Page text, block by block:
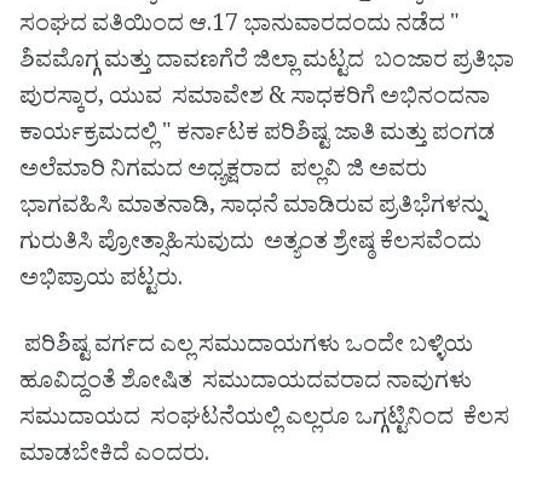
ಸಂಘದ ವತಿಯಿಂದ ಆ.17 ಭಾನುವಾರದಂದು ನಡೆದ "
ಶಿವಮೊಗ್ಗ ಮತ್ತು ದಾವಣಗೆರೆ ಜಿಲ್ಲಾ ಮಟ್ಟದ ಬಂಜಾರ ಪ್ರತಿಭಾ
ಪುರಸ್ಕಾರ, ಯುವ ಸಮಾವೇಶ & ಸಾಧಕರಿಗೆ ಅಭಿನಂದನಾ
ಕಾರ್ಯಕ್ರಮದಲ್ಲಿ " ಕರ್ನಾಟಕ ಪರಿಶಿಷ್ಟ ಜಾತಿ ಮತ್ತು ಪಂಗಡ
ಅಲೆಮಾರಿ ನಿಗಮದ ಅಧ್ಯಕ್ಷರಾದ ಪಲ್ಲವಿ ಜಿ ಅವರು
ಭಾಗವಹಿಸಿ ಮಾತನಾಡಿ, ಸಾಧನೆ ಮಾಡಿರುವ ಪ್ರತಿಭೆಗಳನ್ನು
ಗುರುತಿಸಿ ಪ್ರೋತ್ಸಾಹಿಸುವುದು ಅತ್ಯಂತ ಶ್ರೇಷ್ಠ ಕೆಲಸವೆಂದು
ಅಭಿಪ್ರಾಯ ಪಟ್ಟರು.
ಪರಿಶಿಷ್ಟ ವರ್ಗದ ಎಲ್ಲ ಸಮುದಾಯಗಳು ಒಂದೇ ಬಳ್ಳಿಯ
ಹೂವಿದ್ದಂತೆ ಶೋಷಿತ ಸಮುದಾಯದವರಾದ ನಾವುಗಳು
ಸಮುದಾಯದ ಸಂಘಟನೆಯಲ್ಲಿ ಎಲ್ಲರೂ ಒಗ್ಗಟ್ಟಿನಿಂದ ಕೆಲಸ
ಮಾಡಬೇಕಿದೆ ಎಂದರು.